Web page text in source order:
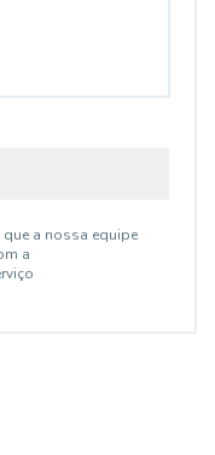
a nossa equipe
a